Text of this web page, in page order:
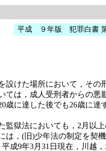
平成 ９年版 犯罪白書 第
けた場所において，その
は，成人受刑者からの悪
歳に達した後でも26歳に達
獄法においても，2月以
は，(旧)少年法の制定を契
成9年3月31日現在，川越